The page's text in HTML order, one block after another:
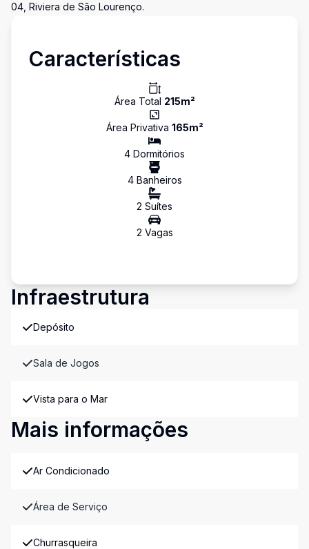
04, Riviera de São Lourenço.
Características
Área Total 215m²
Área Privativa 165m²
4 Dormitórios
4Banheiros
2 Suítes
2 Vagas
Infraestrutura
Depósito
Sala de Jogos
Vista para o Mar
Mais informações
Ar Condicionado
Área de Serviço
Churrasqueira